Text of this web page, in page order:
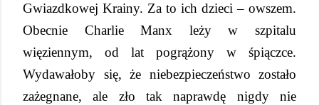
Gwiazdkowej Krainy. Za to ich dzieci – owszem.
Obecnie Charlie Manx leży w szpitalu
więziennym, od lat pogrążony w śpiączce.
Wydawałoby się, że niebezpieczeństwo zostało
zażegnane, ale zło tak naprawdę nigdy nie